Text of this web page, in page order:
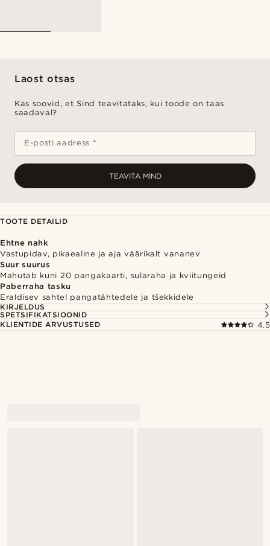
Laost otsas
Kas soovid, et Sind teavitataks, kui toode on taas
saadaval?
E-posti aadress *
TEAVITA MIND
TOOTE DETAILID
Ehtne nahk
Vastupidav, pikaealine ja aja väärikalt vananev
Suur suurus
Mahutab kuni 20 pangakaarti, sularaha ja kviitungeid
Paberraha tasku
Eraldisev sahtel pangatähtedele ja tšekkidele
KIRJELDUS
SPETSIFIKATSIOONID
KLIENTIDE ARVUSTUSED
4.5